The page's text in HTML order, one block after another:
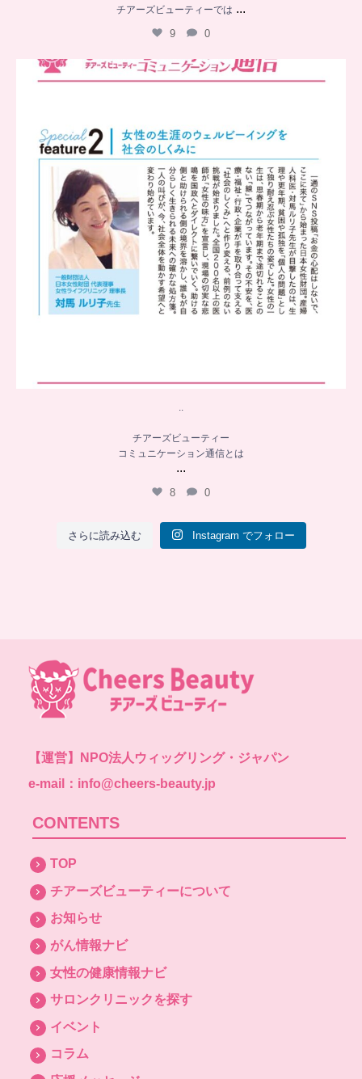
チアーズビューティーでは ...
9 0
..
8
チアーズビューティー
コミュニケーション通信とは
...
8 0
さらに読み込む Instagram でフォロー
【運営】
NPO法人ウィッグリング・ジャパン
e-mail：info@cheers-beauty.jp
CONTENTS
TOP
チアーズビューティーについて
お知らせ
がん情報ナビ
女性の健康情報ナビ
サロンクリニックを探す
イベント
コラム